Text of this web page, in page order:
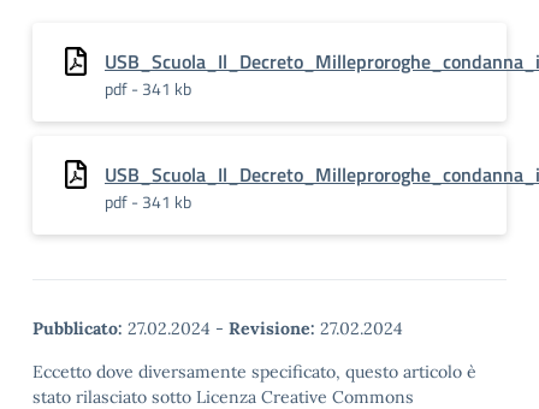
pdf - 341 kb
pdf - 341 kb
Pubblicato: 27.02.2024 - Revisione: 27.02.2024
Eccetto dove diversamente specificato, questo articolo è
stato rilasciato sotto Licenza Creative Commons